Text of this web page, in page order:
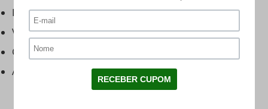
Peso: 182g
Voltagem: 8,4v
Conector: Mini Tamiya
Amperagem: 1600Mah